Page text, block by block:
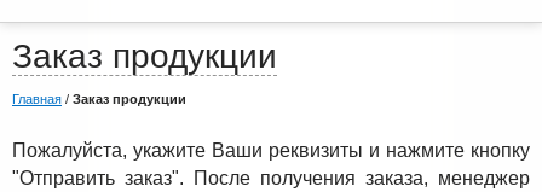
Заказ продукции
Главная / Заказ продукции
Пожалуйста, укажите Ваши реквизиты и нажмите кнопку
"Отправить заказ". После получения заказа, менеджер